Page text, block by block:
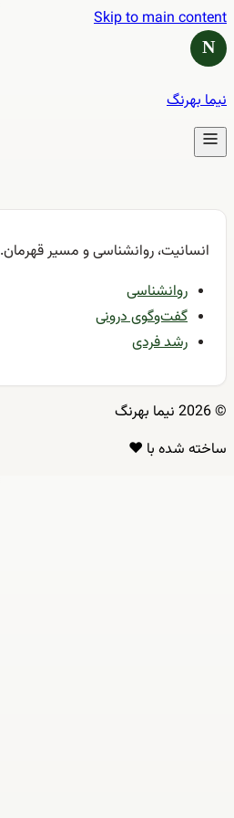
Skip to main content
N
نیما بهرنگ
انسانیت، روانشناسی و مسیر قهرمان.
روانشناسی
گفت‌وگوی درونی
رشد فردی
© 2026 نیما بهرنگ
ساخته شده با ❤️